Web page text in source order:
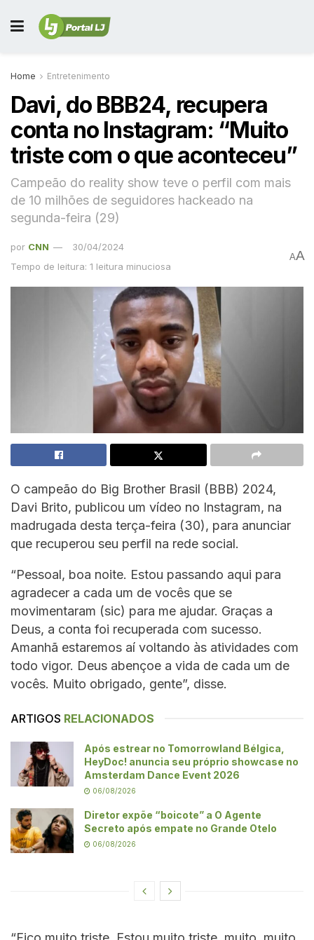
Home Entretenimento
Davi, do BBB24, recupera
conta no Instagram: “Muito
triste com o que aconteceu”
Campeão do reality show teve o perfil com mais
de 10 milhões de seguidores hackeado na
segunda-feira (29)
por CNN
30/04/2024
Tempo de leitura: 1 leitura minuciosa
AA
O campeão do Big Brother Brasil (BBB) 2024,
Davi Brito, publicou um vídeo no Instagram, na
madrugada desta terça-feira (30), para anunciar
que recuperou seu perfil na rede social.
“Pessoal, boa noite. Estou passando aqui para
agradecer a cada um de vocês que se
movimentaram (sic) para me ajudar. Graças a
Deus, a conta foi recuperada com sucesso.
Amanhã estaremos aí voltando às atividades com
todo vigor. Deus abençoe a vida de cada um de
vocês. Muito obrigado, gente”, disse.
ARTIGOS RELACIONADOS
Após estrear no Tomorrowland Bélgica,
HeyDoc! anuncia seu próprio showcase no
Amsterdam Dance Event 2026
06/08/2026
Diretor expõe “boicote” a O Agente
Secreto após empate no Grande Otelo
06/08/2026